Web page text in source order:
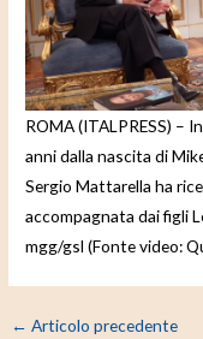
ROMA (ITALPRESS) –
anni dalla nascita di
Sergio Mattarella ha
accompagnata dai figli
mgg/gsl (Fonte video:
← Articolo precedente